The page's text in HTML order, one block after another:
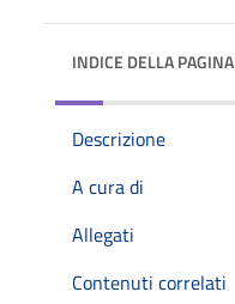
INDICE DELLA PAGINA
Descrizione
A cura di
Allegati
Contenuti correlati